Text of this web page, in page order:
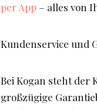
per App – alles von
Kundenservice und
Bei Kogan steht der
großzügige